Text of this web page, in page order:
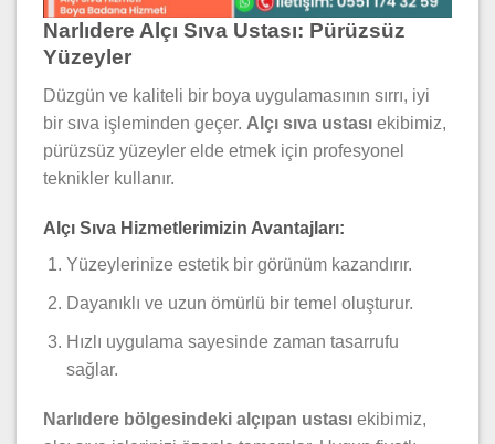
Narlıdere Alçı Sıva Ustası: Pürüzsüz
Yüzeyler
Düzgün ve kaliteli bir boya uygulamasının sırrı, iyi
bir sıva işleminden geçer. Alçı sıva ustası ekibimiz,
pürüzsüz yüzeyler elde etmek için profesyonel
teknikler kullanır.
Alçı Sıva Hizmetlerimizin Avantajları:
Yüzeylerinize estetik bir görünüm kazandırır.
Dayanıklı ve uzun ömürlü bir temel oluşturur.
Hızlı uygulama sayesinde zaman tasarrufu
sağlar.
Narlıdere bölgesindeki alçıpan ustası ekibimiz,